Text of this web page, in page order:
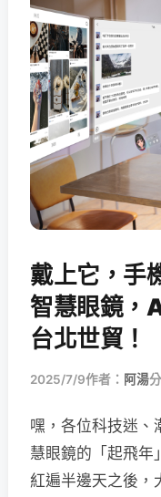
戴上它，手
智慧眼鏡，
台北世貿！
2025/7/9作者： 阿湯
嘿，各位科技迷、
慧眼鏡的「起飛
紅遍半邊天之後，